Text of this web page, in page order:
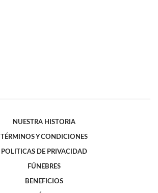
NUESTRA HISTORIA
TÉRMINOS Y CONDICIONES
POLITICAS DE PRIVACIDAD
FÚNEBRES
BENEFICIOS